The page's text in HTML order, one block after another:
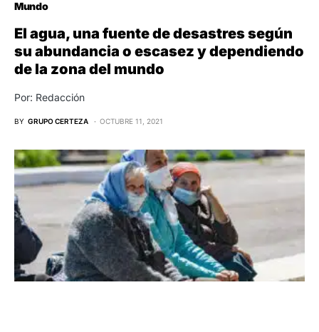
Mundo
El agua, una fuente de desastres según
su abundancia o escasez y dependiendo
de la zona del mundo
Por: Redacción
BY GRUPO CERTEZA OCTUBRE 11, 2021